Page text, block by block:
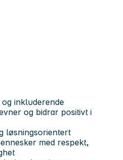
inkluderende
og bidrar positivt i
løsningsorientert
med respekt,